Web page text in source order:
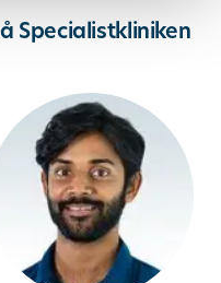
Specialistkliniken